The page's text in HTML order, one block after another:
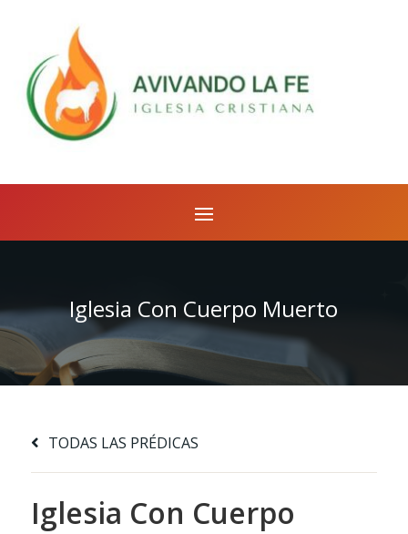
Iglesia Con Cuerpo Muerto
TODAS LAS PRÉDICAS
Iglesia Con Cuerpo